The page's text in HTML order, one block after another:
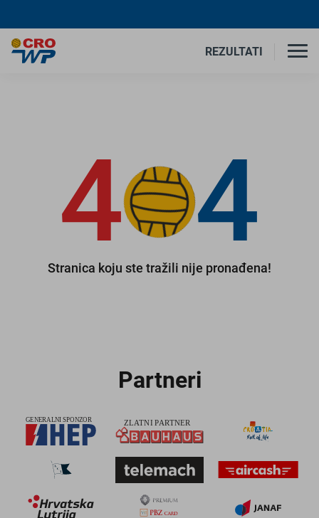
REZULTATI
4 4
Stranica koju ste tražili nije pronađena!
Partneri